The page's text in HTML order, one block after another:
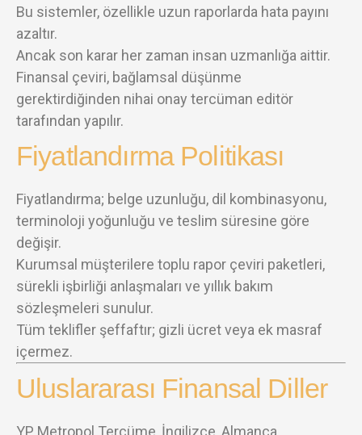
Bu sistemler, özellikle uzun raporlarda hata payını
azaltır.
Ancak son karar her zaman insan uzmanlığa aittir.
Finansal çeviri, bağlamsal düşünme
gerektirdiğinden nihai onay tercüman editör
tarafından yapılır.
Fiyatlandırma Politikası
Fiyatlandırma; belge uzunluğu, dil kombinasyonu,
terminoloji yoğunluğu ve teslim süresine göre
değişir.
Kurumsal müşterilere toplu rapor çeviri paketleri,
sürekli işbirliği anlaşmaları ve yıllık bakım
sözleşmeleri sunulur.
Tüm teklifler şeffaftır; gizli ücret veya ek masraf
içermez.
Uluslararası Finansal Diller
YP Metropol Tercüme, İngilizce, Almanca,